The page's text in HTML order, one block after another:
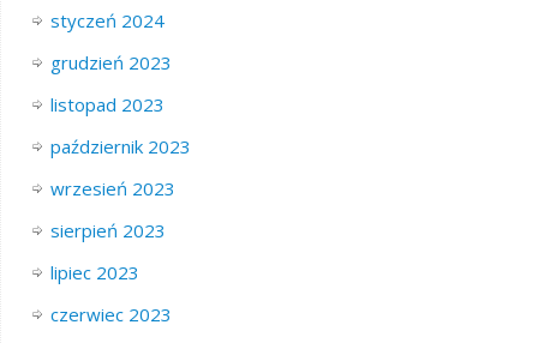
styczeń 2024
grudzień 2023
listopad 2023
październik 2023
wrzesień 2023
sierpień 2023
lipiec 2023
czerwiec 2023